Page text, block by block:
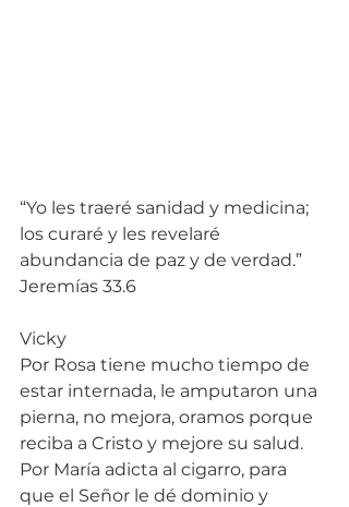
“Yo les traeré sanidad y medicina;
los curaré y les revelaré
abundancia de paz y de verdad.”
Jeremías 33.6
Vicky
Por Rosa tiene mucho tiempo de
estar internada, le amputaron una
pierna, no mejora, oramos porque
reciba a Cristo y mejore su salud.
Por María adicta al cigarro, para
que el Señor le dé dominio y